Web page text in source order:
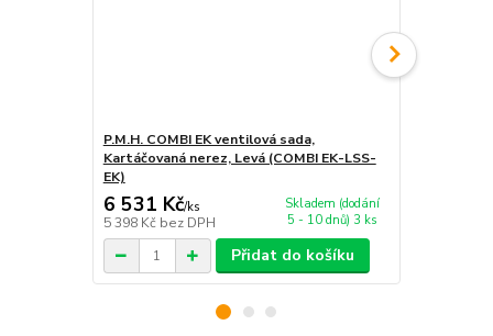
P.M.H. COMBI EK ventilová sada,
Kartáčovaná nerez, Levá (COMBI EK-LSS-
EK)
6 531 Kč/ks
5 398 Kč bez DPH
Skladem (dodání
5 - 10 dnů) 3 ks
Přidat do košíku